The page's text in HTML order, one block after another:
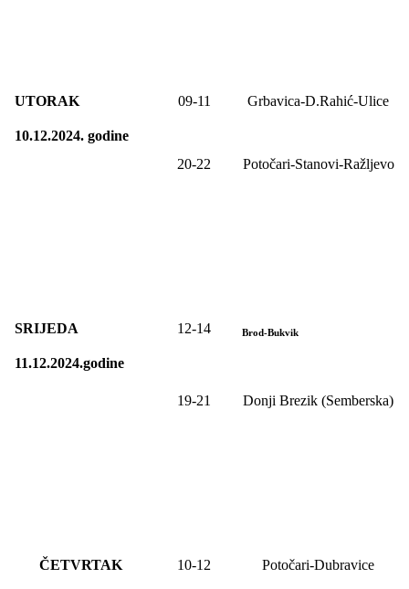
UTORAK
10.12.2024. godine
09-11 Grbavica-D.Rahić-Ulice
20-22 Potočari-Stanovi-Ražljevo
SRIJEDA
11.12.2024.godine
12-14 Brod-Bukvik
19-21 Donji Brezik (Semberska)
ČETVRTAK 10-12 Potočari-Dubravice